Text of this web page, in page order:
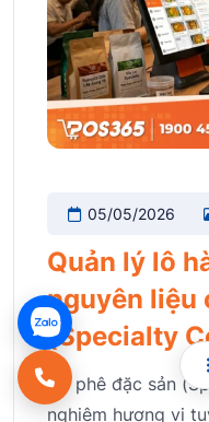
05/05/2026
Quản lý lô
nguyên liệu
(Specialty
Cà phê đặc sản
nghiệm hương vị